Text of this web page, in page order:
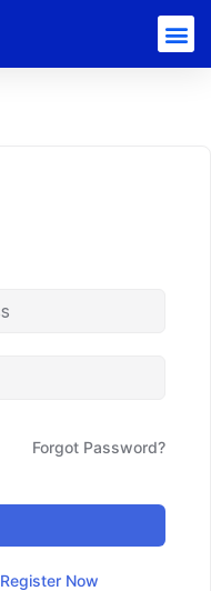
Forgot Password?
Register Now